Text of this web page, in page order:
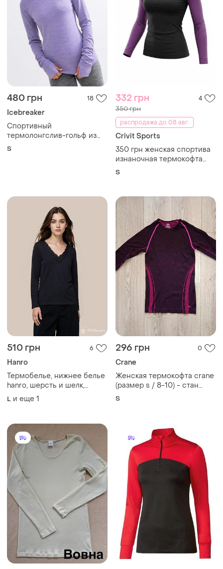
480 грн 18
Icebreaker
Спортивный
термолонгслив-гольф из
100% шерсти мериноса,
S
332 грн 4
350 грн
распродажа до 08 авг.
Crivit Sports
350 грн женская спортива
изнаночная термокофта
crivit sports (линейка
S
510 грн 6
Hanro
Термобелье, нижнее белье
hanro, шерсть и шелк,
размер l-xl.
L и еще 1
296 грн 0
Crane
Женская термокофта crane
(размер s / 8-10) - стан
идеален
S